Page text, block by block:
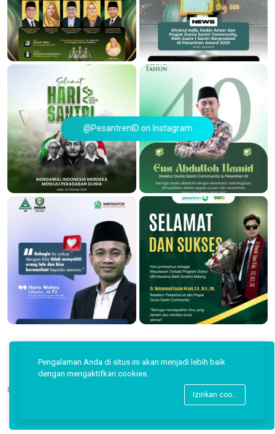
@PesantrenID on Instagram
Copyright © 2026 Pesantren ID.
Pengalaman Anda di situs ini akan menjadi lebih baik
dengan mengaktifkan cookies.
Izinkan cookies